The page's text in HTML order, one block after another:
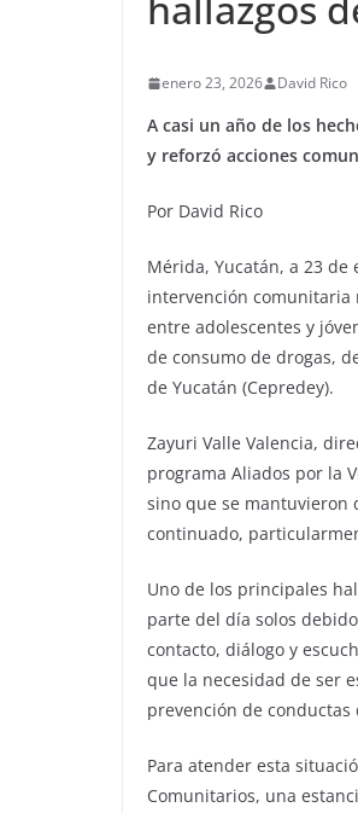
enero 23, 2026 David Rico
A casi un año de los
y reforzó acciones
Por David Rico
Mérida, Yucatán, a 23 de
intervención comunitaria
entre adolescentes y
de consumo de drogas,
de Yucatán (Cepredey).
Zayuri Valle Valencia,
programa Aliados por la
sino que se mantuvieron
continuado,
Uno de los principales
parte del día solos
contacto, diálogo y
que la necesidad de ser
prevención de conductas
Para atender esta
Comunitarios, una